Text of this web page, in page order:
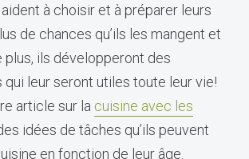
à choisir et à préparer leurs
de chances qu’ils les mangent et
plus, ils développeront des
leur seront utiles toute leur vie!
article sur la cuisine avec les
idées de tâches qu’ils peuvent
en fonction de leur âge.